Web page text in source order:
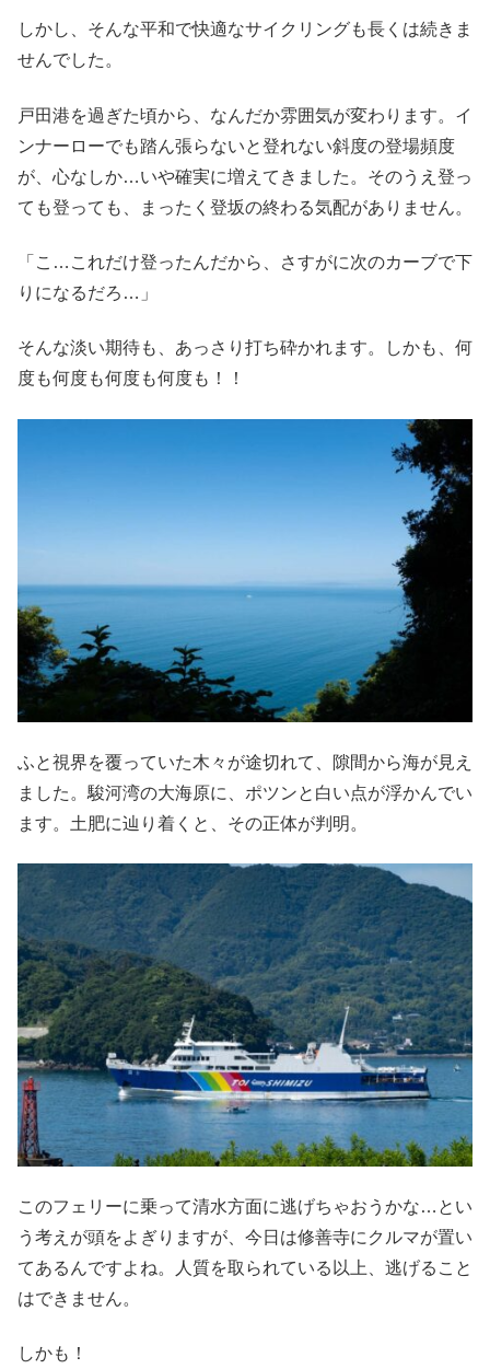
しかし、そんな平和で快適なサイクリングも長くは続きま
せんでした。
戸田港を過ぎた頃から、なんだか雰囲気が変わります。イ
ンナーローでも踏ん張らないと登れない斜度の登場頻度
が、心なしか…いや確実に増えてきました。そのうえ登っ
ても登っても、まったく登坂の終わる気配がありません。
「こ…これだけ登ったんだから、さすがに次のカーブで下
りになるだろ…」
そんな淡い期待も、あっさり打ち砕かれます。しかも、何
度も何度も何度も何度も！！
ふと視界を覆っていた木々が途切れて、隙間から海が見え
ました。駿河湾の大海原に、ポツンと白い点が浮かんでい
ます。土肥に辿り着くと、その正体が判明。
このフェリーに乗って清水方面に逃げちゃおうかな…とい
う考えが頭をよぎりますが、今日は修善寺にクルマが置い
てあるんですよね。人質を取られている以上、逃げること
はできません。
しかも！